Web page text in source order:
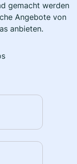
gemacht werden
Angebote von
anbieten.